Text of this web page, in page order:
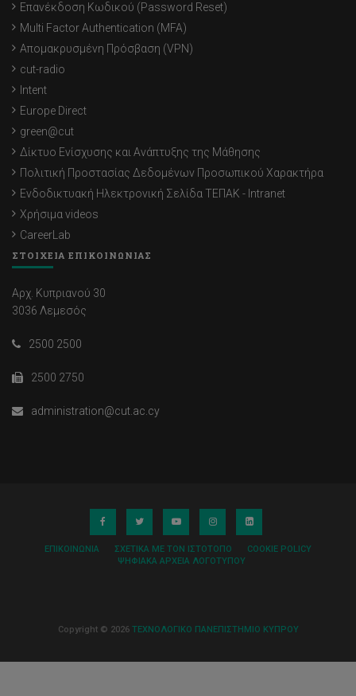
Επανέκδοση Κωδικού (Password Reset)
Multi Factor Authentication (MFA)
Απομακρυσμένη Πρόσβαση (VPN)
cut-radio
Intent
Europe Direct
green@cut
Δίκτυο Ενίσχυσης και Ανάπτυξης της Μάθησης
Πολιτική Προστασίας Δεδομένων Προσωπικού Χαρακτήρα
Ενδοδικτυακή Ηλεκτρονική Σελίδα ΤΕΠΑΚ - Intranet
Χρήσιμα videos
CareerLab
ΣΤΟΙΧΕΙΑ ΕΠΙΚΟΙΝΩΝΙΑΣ
Αρχ. Κυπριανού 30
3036 Λεμεσός
2500 2500
2500 2750
administration@cut.ac.cy
ΕΠΙΚΟΙΝΩΝΊΑ ΣΧΕΤΙΚΆ ΜΕ ΤΟΝ ΙΣΤΌΤΟΠΟ
COOKIE POLICY
ΨΗΦΙΑΚΆ ΑΡΧΕΊΑ ΛΟΓΌΤΥΠΟΥ
Copyright © 2026 ΤΕΧΝΟΛΟΓΙΚΟ ΠΑΝΕΠΙΣΤΗΜΙΟ ΚΥΠΡΟΥ